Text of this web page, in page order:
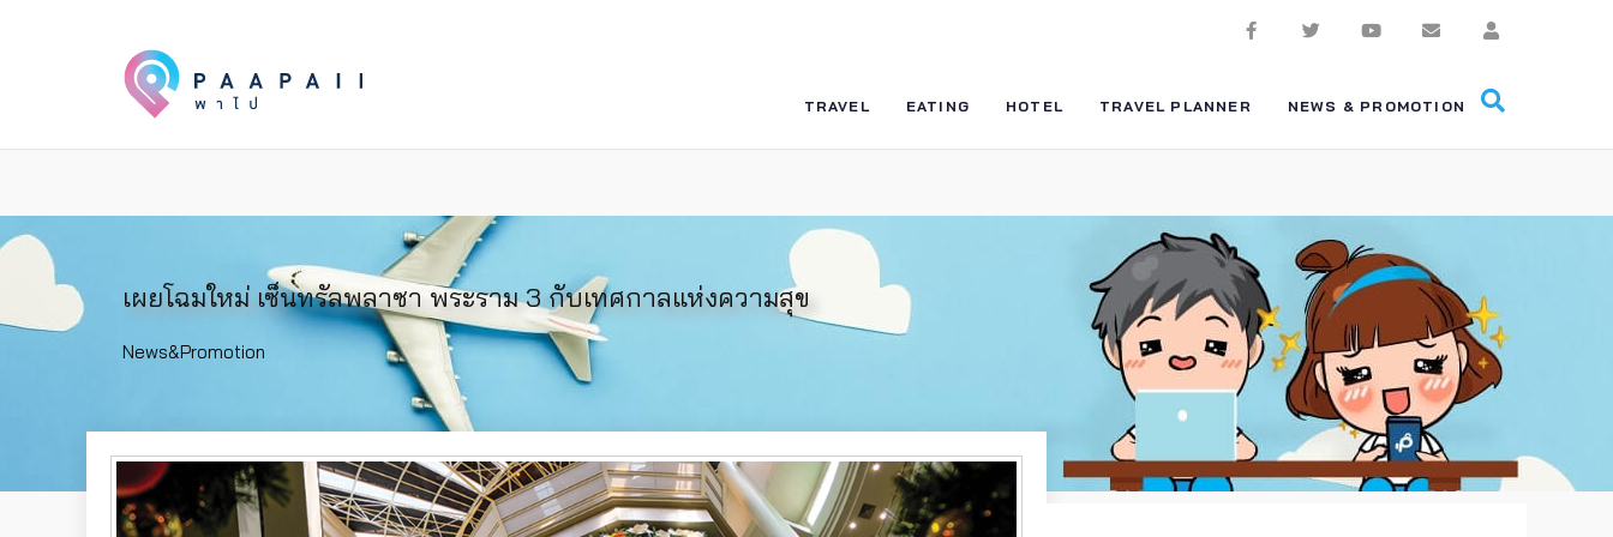
TRAVEL EATING HOTEL TRAVEL PLANNER NEWS & PROMOTION
เผยโฉมใหม่ เซ็นทรัลพลาซา พระราม 3 กับเทศกาลแห่งความสุข
News&Promotion